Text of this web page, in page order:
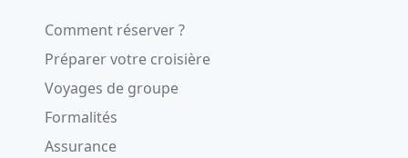
Comment réserver ?
Préparer votre croisière
Voyages de groupe
Formalités
Assurance